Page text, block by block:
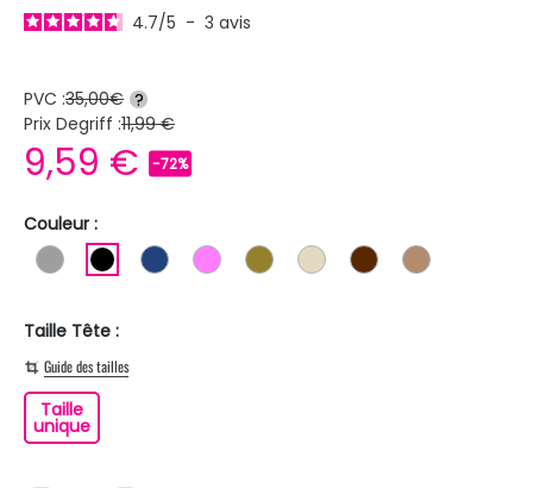
4.7/5 - 3 avis
PVC :35,00€ ?
Prix Degriff :11,99 €
9,59 € -72%
Couleur :
GRIS NOIR BLEU FONCE
ROSE KAKI BEIGE MARRONMARRON
Taille Tête :
Guide des tailles
Taille
uniqueTaille unique